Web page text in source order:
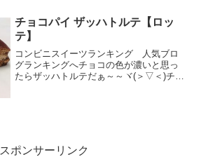
ーン。Σ(￣ロ￣l...
チョコパイ ザッハトルテ【ロッ
テ】
コンビニスイーツランキング 人気ブロ
グランキングへチョコの色が濃いと思っ
たらザッハトルテだぁ～～ヾ(＞▽＜)チョ
スポンサーリンク